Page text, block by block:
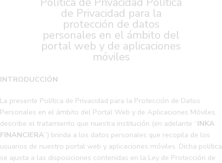
de Privacidad para la
protección de datos
personales en el ámbito del
portal web y de aplicaciones
móviles
INTRODUCCIÓN
La presente Política de Privacidad para la Protección de Datos
Personales en el ámbito del Portal Web y de Aplicaciones Móviles,
describe el tratamiento que nuestra institución (en adelante “INKA
FINANCIERA”) brinda a los datos personales que recopila de los
usuarios de nuestro portal web y aplicaciones móviles. Dicha política
se ajusta a las disposiciones contenidas en la Ley de Protección de